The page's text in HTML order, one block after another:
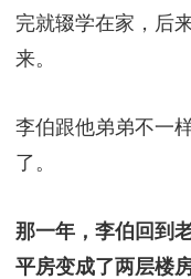
完就辍学在家，后
来。
李伯跟他弟弟不一
了。
那一年，李伯回到
平房变成了两层楼